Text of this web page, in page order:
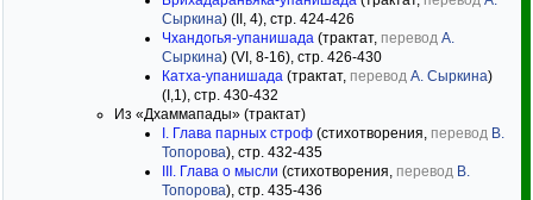
Сыркина) (II, 4), стр. 424-426
Чхандогья-упанишада (трактат, перевод А.
Сыркина) (VI, 8-16), стр. 426-430
Катха-упанишада (трактат, перевод А. Сыркина)
(I,1), стр. 430-432
Из «Дхаммапады» (трактат)
I. Глава парных строф (стихотворения, перевод В.
Топорова), стр. 432-435
III. Глава о мысли (стихотворения, перевод В.
Топорова), стр. 435-436